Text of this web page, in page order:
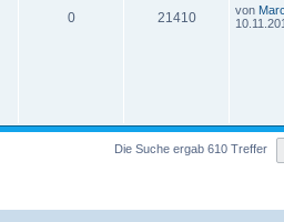
0 21410 von
Die Suche ergab 610 Treffer